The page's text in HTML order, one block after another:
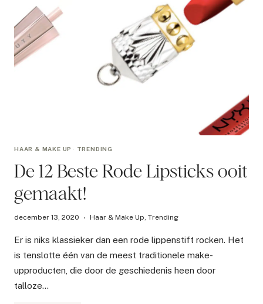
HAAR & MAKE UP · TRENDING
De 12 Beste Rode Lipsticks ooit
gemaakt!
december 13, 2020 Haar & Make Up,Trending
Er is niks klassieker dan een rode lippenstift rocken. Het
is tenslotte één van de meest traditionele make-
upproducten, die door de geschiedenis heen door
talloze…